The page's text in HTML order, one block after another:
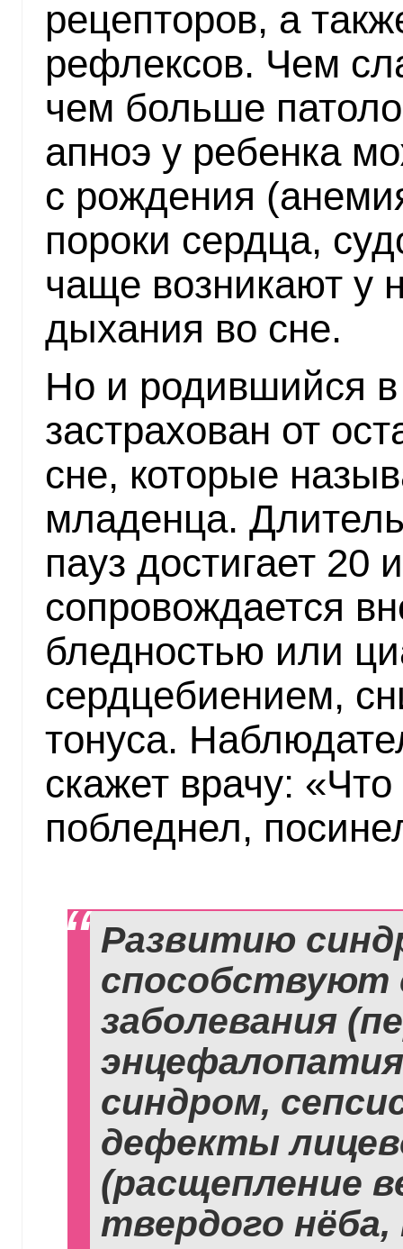
рецепторов, а
рефлексов. Чем
чем больше
апноэ у ребенка
с рождения
пороки сердца,
чаще возникают у
дыхания во сне.
Но и родившийся в
застрахован от
сне, которые
младенца.
пауз достигает 20
сопровождается
бледностью или
сердцебиением,
тонуса.
скажет врачу:
побледнел,
Развитию
заболевания
синдром,
дефекты
(расщепление
твердого